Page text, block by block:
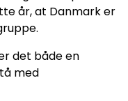
år, at Danmark er
det både en
med